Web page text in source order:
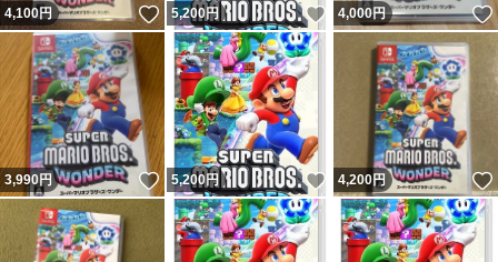
4,100円 いいね！
5,200 円 いいね！
4,000円
3,990円 いいね！
5,200 円 いいね！
4,200円